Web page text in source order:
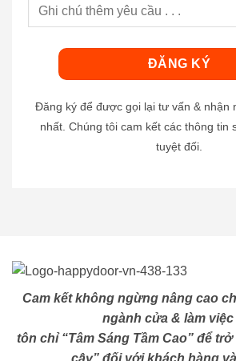
Đăng ký để được gọi lại tư vấn & nhận
nhất. Chúng tôi cam kết các thông tin
tuyệt đối.
Cam kết không ngừng nâng cao
ngành cửa & làm
tôn chỉ “Tâm Sáng Tầm Cao” để